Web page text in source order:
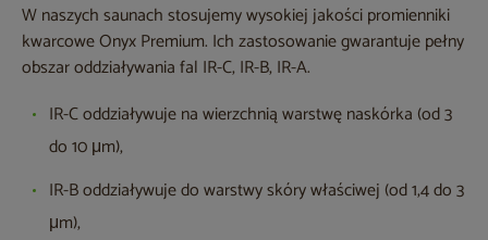
W naszych saunach stosujemy wysokiej jakości promienniki
kwarcowe Onyx Premium. Ich zastosowanie gwarantuje pełny
obszar oddziaływania fal IR-C, IR-B, IR-A.
IR-C oddziaływuje na wierzchnią warstwę naskórka (od 3
do 10 μm),
IR-B oddziaływuje do warstwy skóry właściwej (od 1,4 do 3
μm),